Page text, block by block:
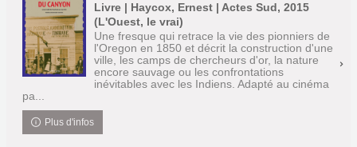
Livre | Haycox, Ernest | Actes Sud, 2015
(L'Ouest, le vrai)
Une fresque qui retrace la vie des pionniers de
l'Oregon en 1850 et décrit la construction d'une
ville, les camps de chercheurs d'or, la nature
encore sauvage ou les confrontations
inévitables avec les Indiens. Adapté au cinéma
pa...
Plus d'infos